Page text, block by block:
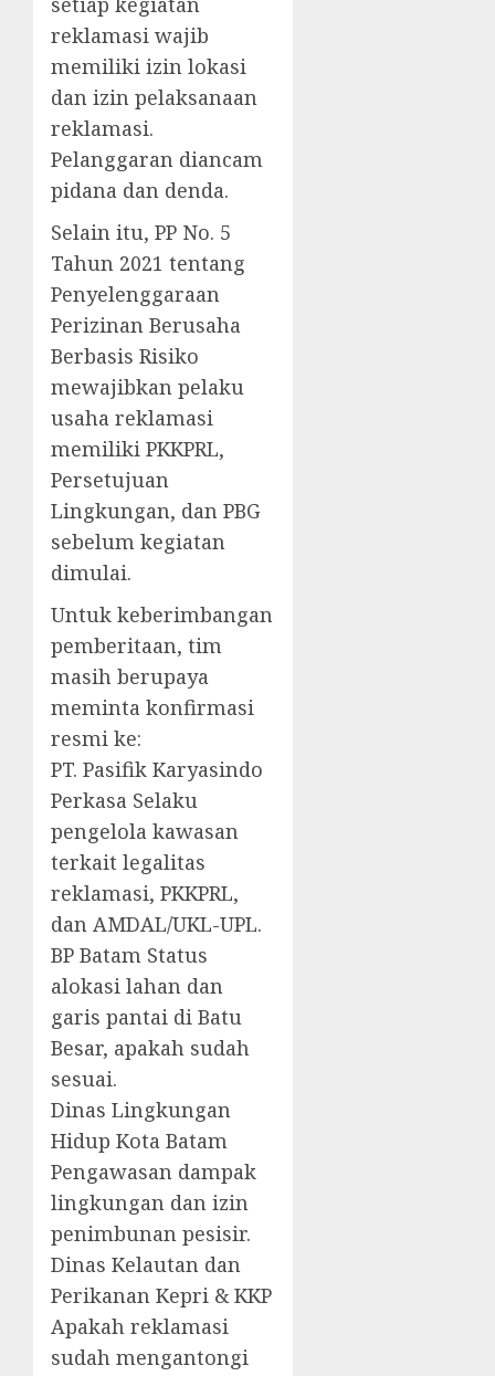
reklamasi wajib
memiliki izin lokasi
dan izin pelaksanaan
reklamasi.
Pelanggaran diancam
pidana dan denda.
Selain itu, PP No. 5
Tahun 2021 tentang
Penyelenggaraan
Perizinan Berusaha
Berbasis Risiko
mewajibkan pelaku
usaha reklamasi
memiliki PKKPRL,
Persetujuan
Lingkungan, dan PBG
sebelum kegiatan
dimulai.
Untuk keberimbangan
pemberitaan, tim
masih berupaya
meminta konfirmasi
resmi ke:
PT. Pasifik Karyasindo
Perkasa Selaku
pengelola kawasan
terkait legalitas
reklamasi, PKKPRL,
dan AMDAL/UKL-UPL.
BP Batam Status
alokasi lahan dan
garis pantai di Batu
Besar, apakah sudah
sesuai.
Dinas Lingkungan
Hidup Kota Batam
Pengawasan dampak
lingkungan dan izin
penimbunan pesisir.
Dinas Kelautan dan
Perikanan Kepri & KKP
Apakah reklamasi
sudah mengantongi